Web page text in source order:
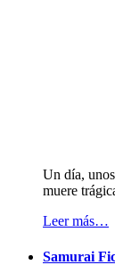
Un día,
muere
Leer más…
Samurai